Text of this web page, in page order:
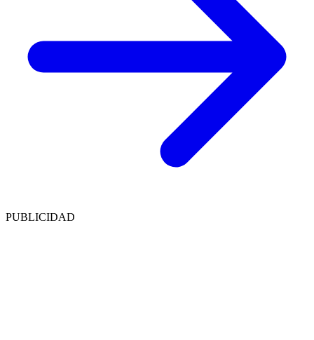
PUBLICIDAD